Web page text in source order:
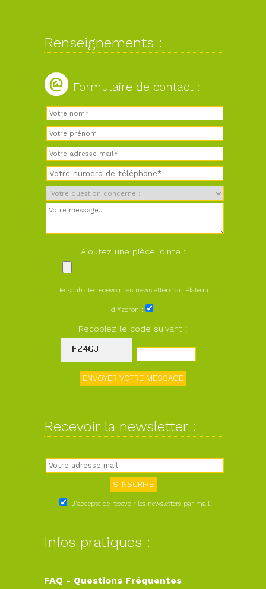
Renseignements :
Formulaire de contact :
Ajoutez une pièce jointe :
Je souhaite recevoir les newsletters du Plateau
d'Yzeron :
Recopiez le code suivant :
Recevoir la newsletter :
J'accepte de recevoir les newsletters par mail
Infos pratiques :
FAQ - Questions Fréquentes